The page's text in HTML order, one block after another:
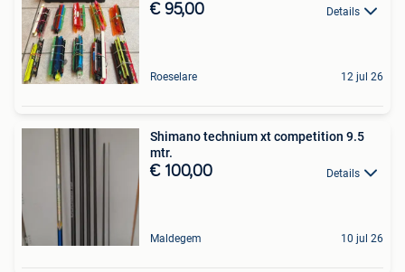
€ 95,00 Details
Roeselare 12 jul 26
Shimano technium xt competition 9.5
mtr.
€ 100,00 Details
Maldegem 10 jul 26